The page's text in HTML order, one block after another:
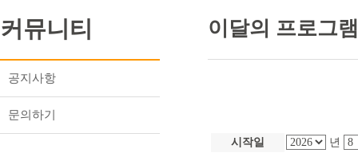
커뮤니티
공지사항
문의하기
이달의 프로그램
시작일
년